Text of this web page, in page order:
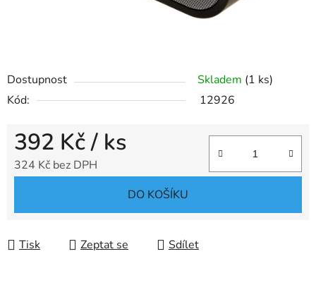
Dostupnost Skladem (1 ks)
Kód:
12926
392 Kč/ ks
324 Kč bez DPH
DO KOŠÍKU
Tisk Zeptat se Sdílet